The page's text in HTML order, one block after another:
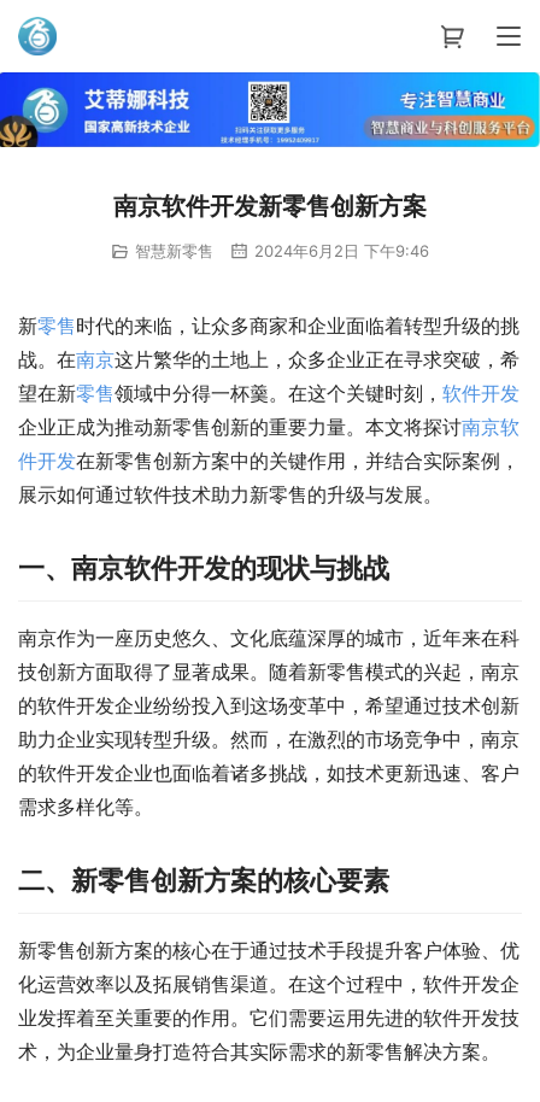
艾蒂娜科技
南京软件开发新零售创新方案
智慧新零售 2024年6月2日 下午9:46
新零售时代的来临，让众多商家和企业面临着转型升级的挑
战。在南京这片繁华的土地上，众多企业正在寻求突破，希
望在新零售领域中分得一杯羹。在这个关键时刻， 软件开发
企业正成为推动新零售创新的重要力量。本文将探讨南京软
件开发在新零售创新方案中的关键作用，并结合实际案例，
展示如何通过软件技术助力新零售的升级与发展。
一、南京软件开发的现状与挑战
南京作为一座历史悠久、文化底蕴深厚的城市，近年来在科
技创新方面取得了显著成果。随着新零售模式的兴起，南京
的软件开发企业纷纷投入到这场变革中，希望通过技术创新
助力企业实现转型升级。然而，在激烈的市场竞争中，南京
的软件开发企业也面临着诸多挑战，如技术更新迅速、客户
需求多样化等。
二、新零售创新方案的核心要素
新零售创新方案的核心在于通过技术手段提升客户体验、优
化运营效率以及拓展销售渠道。在这个过程中，软件开发企
业发挥着至关重要的作用。它们需要运用先进的软件开发技
术，为企业量身打造符合其实际需求的新零售解决方案。